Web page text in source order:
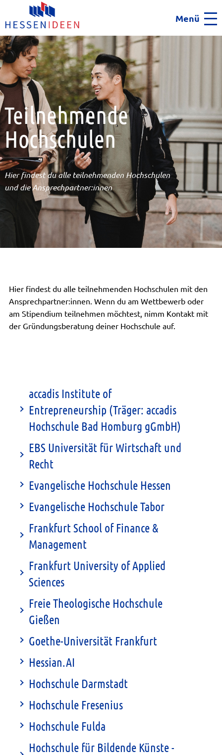
Menü
Teilnehmende
Hochschulen
Hier findest du alle teilnehmenden Hochschulen
und die Ansprechpartner:innen
Hier findest du alle teilnehmenden Hochschulen mit den
Ansprechpartner:innen. Wenn du am Wettbewerb oder
am Stipendium teilnehmen möchtest, nimm Kontakt mit
der Gründungsberatung deiner Hochschule auf.
accadis Institute of
Entrepreneurship (Träger: accadis
Hochschule Bad Homburg gGmbH)
EBS Universität für Wirtschaft und
Recht
Evangelische Hochschule Hessen
Evangelische Hochschule Tabor
Frankfurt School of Finance &
Management
Frankfurt University of Applied
Sciences
Freie Theologische Hochschule
Gießen
Goethe-Universität Frankfurt
Hessian.AI
Hochschule Darmstadt
Hochschule Fresenius
Hochschule Fulda
Hochschule für Bildende Künste -